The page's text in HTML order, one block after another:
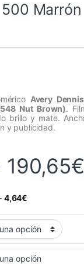
Avery
Nut Brown).
brillo y mate.
y publicidad.
190,65€
4,64€